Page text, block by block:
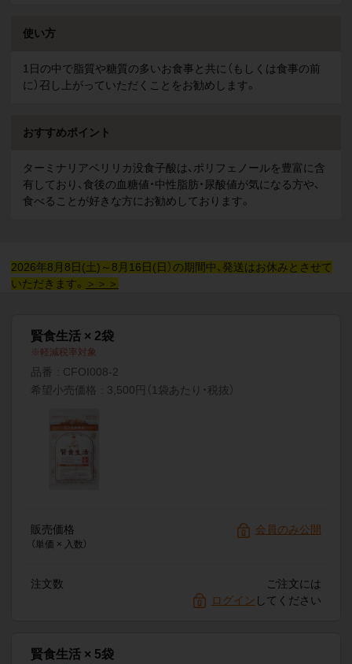
使い方
1日の中で脂質や糖質の多いお食事と共に（もしくは食事の前
に）召し上がっていただくことをお勧めします。
おすすめポイント
ターミナリアベリリカ没食子酸は、ポリフェノールを豊富に含
有しており、食後の血糖値・中性脂肪・尿酸値が気になる方や、
食べることが好きな方にお勧めしております。
2026年8月8日(土)～8月16日(日）の期間中、発送はお休みとさせて
いただきます。
＞＞＞
賢食生活 × 2袋
軽減税率対象
品番
CFOI008-2
希望小売価格
3,500円（1袋あたり・税抜）
販売価格
（単価 × 入数）
会員のみ公開
注文数
ご注文には
ログイン してください
賢食生活 × 5袋